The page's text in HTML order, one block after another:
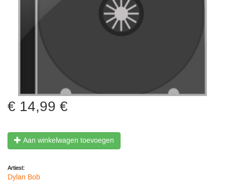
14,99 €
Aan winkelwagen toevoegen
Artiest:
Dylan Bob